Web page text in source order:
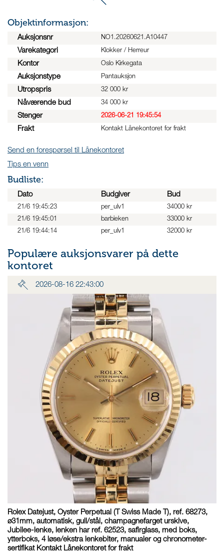
Objektinformasjon:
Auksjonsnr NO1.20260621.A10447
Varekategori Klokker / Herreur
Kontor Oslo Kirkegata
Auksjonstype Pantauksjon
Utropspris 32 000 kr
Nåværende bud 34 000 kr
Stenger 2026-06-21 19:45:54
Frakt Kontakt Lånekontoret for frakt
Send en forespørsel til Lånekontoret
Tips en venn
Budliste:
Dato Budgiver Bud
21/6 19:45:23 per_ulv1
34000 kr
21/6 19:45:01
barbieken
33000 kr
21/6 19:44:14
per_ulv1 32000 kr
Populære auksjonsvarer på dette
kontoret
2026-08-16 22:43:00
Rolex Datejust, Oyster Perpetual (T Swiss Made T), ref. 68273,
ø31mm, automatisk, gull/stål, champagnefarget urskive,
Jubilee-lenke, lenken har ref. 62523, safirglass, med boks,
ytterboks, 4 løse/ekstra lenkebiter, manualer og chronometer-
sertifikat Kontakt Lånekontoret for frakt